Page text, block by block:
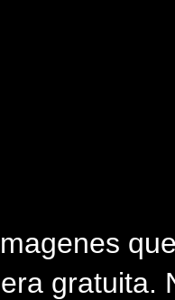
gratuita.